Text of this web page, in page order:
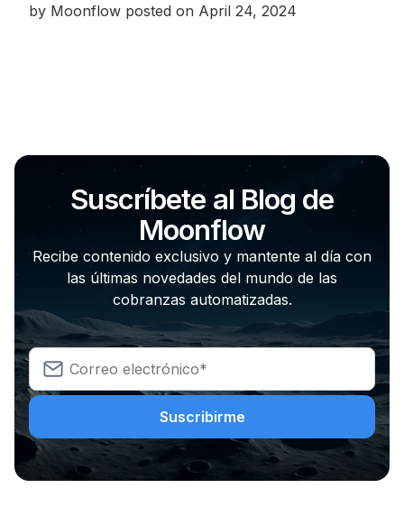
by Moonflow posted on April 24, 2024
Suscríbete al Blog de
Moonflow
Recibe contenido exclusivo y mantente al día con
las últimas novedades del mundo de las
cobranzas automatizadas.